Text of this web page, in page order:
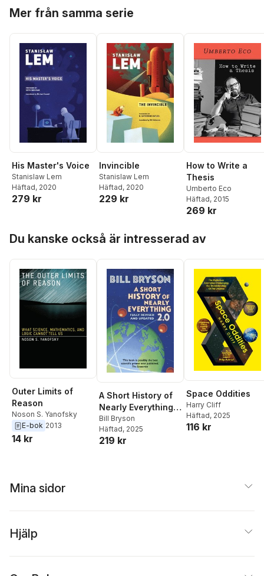
Mer från samma serie
His Master's Voice
Stanislaw Lem
Häftad, 2020
279 kr
Invincible
Stanislaw Lem
Häftad, 2020
229 kr
How to Write a
Thesis
Umberto Eco
Häftad, 2015
269 kr
Du kanske också är intresserad av
Outer Limits of
Reason
Noson S. Yanofsky
E-bok 2013
14 kr
A Short History of
Nearly Everything
2.0
Bill Bryson
Häftad, 2025
219 kr
Space Oddities
Harry Cliff
Häftad, 2025
116 kr
Mina sidor
Hjälp